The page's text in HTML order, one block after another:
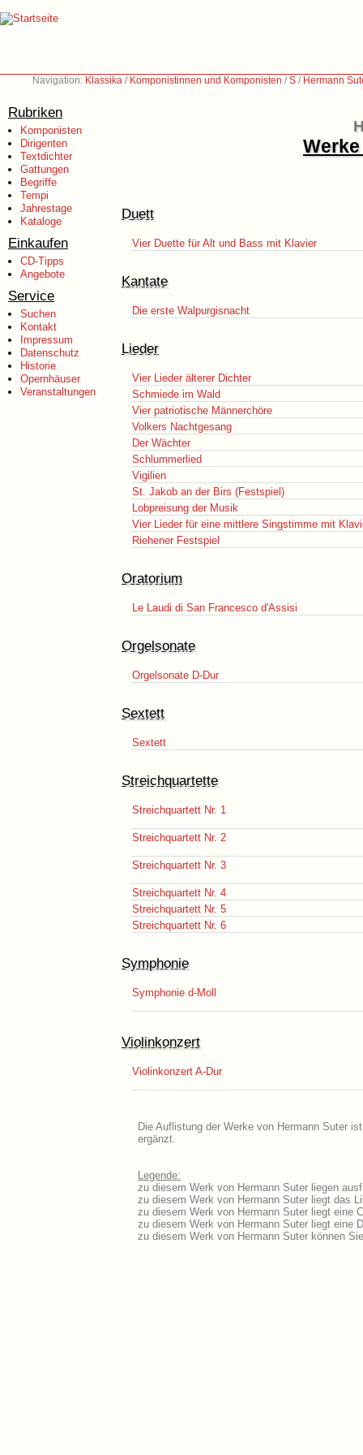
Navigation: Klassika / Komponistinnen und Komponisten /S / Hermann
Rubriken
Komponisten
Dirigenten
Textdichter
Gattungen
Begriffe
Tempi
Jahrestage
Kataloge
Einkaufen
CD-Tipps
Angebote
Service
Suchen
Kontakt
Impressum
Datenschutz
Historie
Opernhäuser
Veranstaltungen
Duett
Vier Duette für Alt und Bass mit Klavier
Kantate
Die erste Walpurgisnacht
Lieder
Vier Lieder älterer Dichter
Schmiede im Wald
Vier patriotische Männerchöre
Volkers Nachtgesang
Der Wächter
Schlummerlied
Vigilien
St. Jakob an der Birs (Festspiel)
Lobpreisung der Musik
Vier Lieder für eine mittlere Singstimme mit
Riehener Festspiel
Oratorium
Le Laudi di San Francesco d'Assisi
Orgelsonate
Orgelsonate D-Dur
Sextett
Sextett
Streichquartette
Streichquartett Nr. 1
Streichquartett Nr. 2
Streichquartett Nr. 3
Streichquartett Nr. 4
Streichquartett Nr. 5
Streichquartett Nr. 6
Symphonie
Symphonie d-Moll
Violinkonzert
Violinkonzert A-Dur
Die Auflistung der Werke von Hermann Suter
ergänzt.
Legende:
zu diesem Werk von Hermann Suter liegen
zu diesem Werk von Hermann Suter liegt das
zu diesem Werk von Hermann Suter liegt eine
zu diesem Werk von Hermann Suter liegt eine
zu diesem Werk von Hermann Suter können